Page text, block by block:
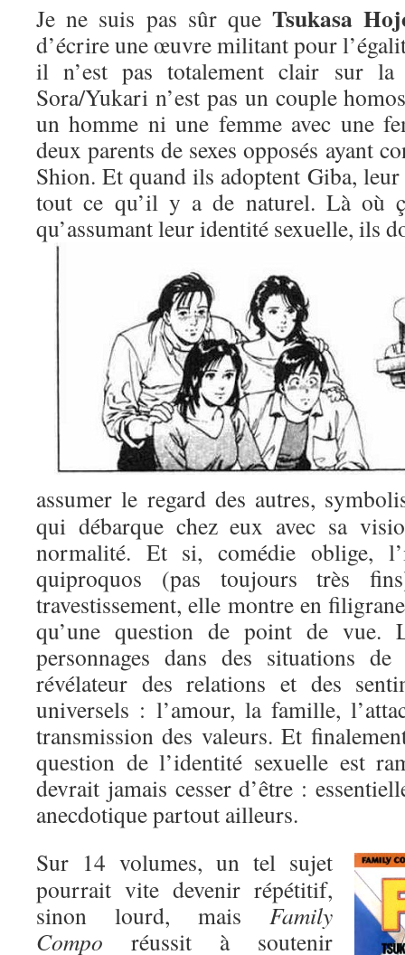
Je ne suis pas sûr queTsukasa
d’écrire une œuvre militant pour
il n’est pas totalement clair sur
Sora/Yukari n’est pas un couple
un homme ni une femme avec une
deux parents de sexes opposés ayant
Shion. Et quand ils adoptent Giba, leur
tout ce qu’il y a de naturel. Là où
qu’assumant leur identité sexuelle, ils
assumer le regard des autres,
qui débarque chez eux avec sa
normalité. Et si, comédie oblige,
quiproquos (pas toujours très
travestissement, elle montre en
qu’une question de point de vue.
personnages dans des situations
révélateur des relations et des
universels : l’amour, la famille,
transmission des valeurs. Et
question de l’identité sexuelle est
devrait jamais cesser d’être :
anecdotique partout ailleurs.
Sur 14 volumes, un tel sujet
pourrait vite devenir répétitif,
sinon lourd, mais Family
Compo réussit à soutenir